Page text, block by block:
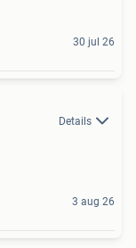
30 jul 26
Details
3 aug 26